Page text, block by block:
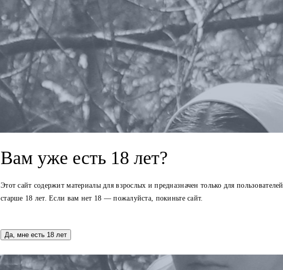
Вам уже есть 18 лет?
Этот сайт содержит материалы для взрослых и предназначен только для пользователей
старше 18 лет. Если вам нет 18 — пожалуйста, покиньте сайт.
Да, мне есть 18 лет